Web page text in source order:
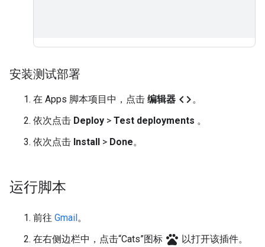
安装测试部署
在 Apps 脚本项目中，点击 编辑器 code。
依次点击 Deploy > Test deployments 。
依次点击 Install > Done。
运行脚本
前往 Gmail。
在右侧边栏中，点击“Cats”图标 pets 以打开该插件。